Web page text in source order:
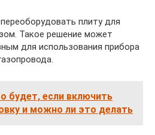
плиту для
Такое решение может
для использования прибора
будет, если включить
и можно ли это делать